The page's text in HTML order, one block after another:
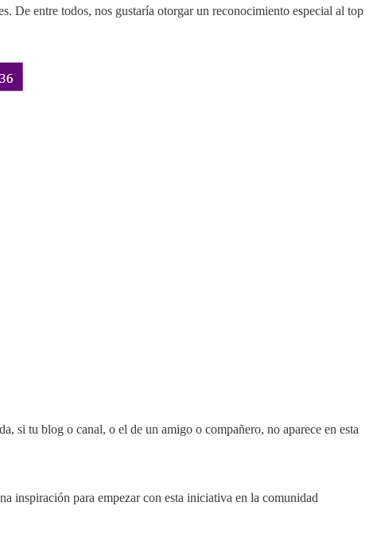
De entre todos, nos gustaría otorgar un reconocimiento especial al top
si tu blog o canal, o el de un amigo o compañero, no aparece en esta
inspiración para empezar con esta iniciativa en la comunidad